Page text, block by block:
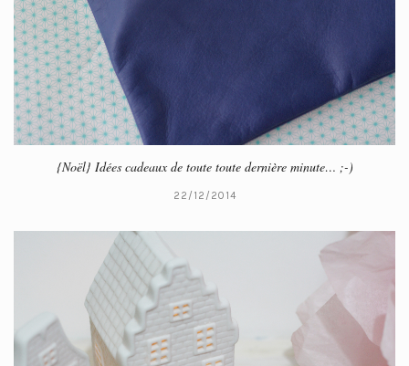
{Noël} Idées cadeaux de toute toute dernière minute… ;-)
22/12/2014